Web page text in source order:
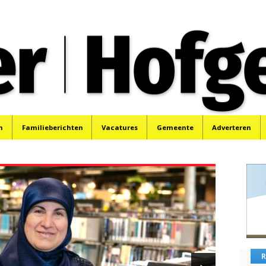
Familieberichten Vacatures Gemeente Adverteren